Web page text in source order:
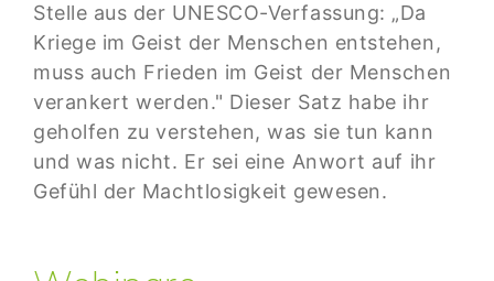
Stelle aus der UNESCO-Verfassung: „Da
Kriege im Geist der Menschen entstehen,
muss auch Frieden im Geist der Menschen
verankert werden." Dieser Satz habe ihr
geholfen zu verstehen, was sie tun kann
und was nicht. Er sei eine Anwort auf ihr
Gefühl der Machtlosigkeit gewesen.